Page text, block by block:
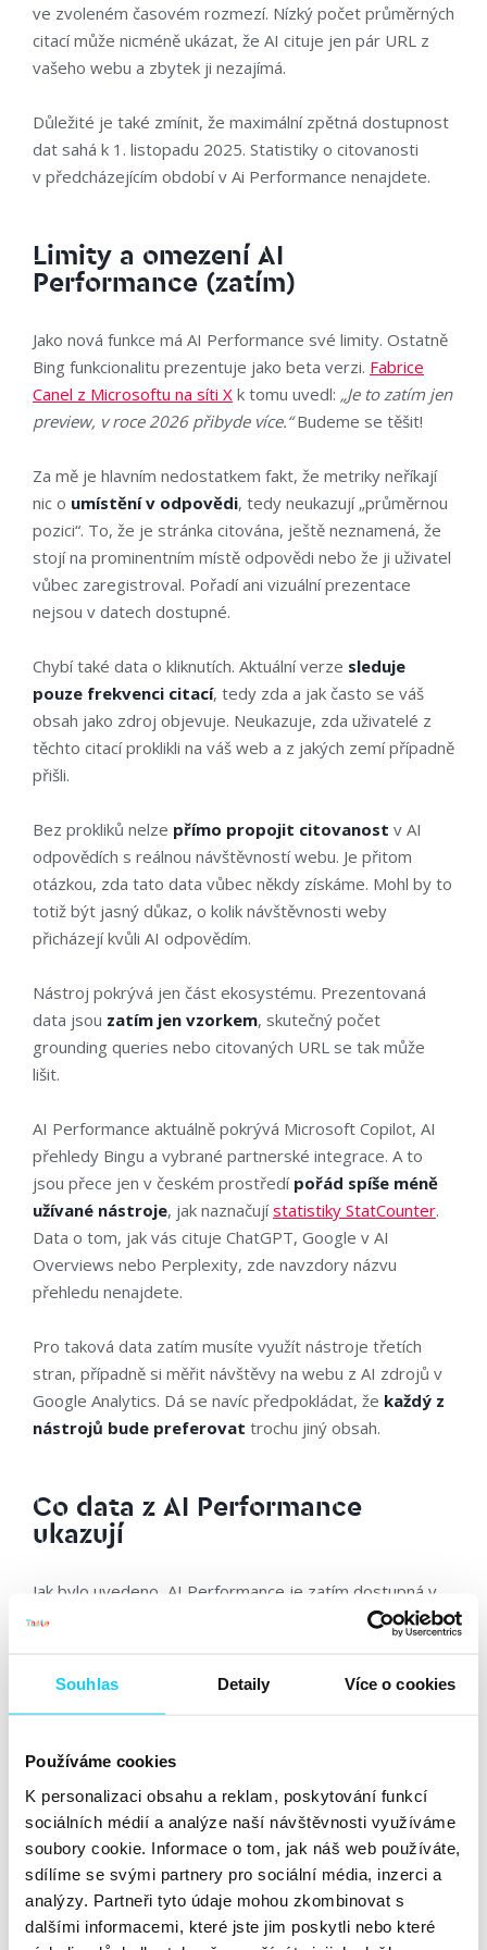
Souhlas Detaily Více o cookies
Používáme cookies
K personalizaci obsahu a reklam, poskytování funkcí
sociálních médií a analýze naší návštěvnosti využíváme
soubory cookie. Informace o tom, jak náš web používáte,
sdílíme se svými partnery pro sociální média, inzerci a
analýzy. Partneři tyto údaje mohou zkombinovat s
dalšími informacemi, které jste jim poskytli nebo které
ve zvoleném časovém rozmezí. Nízký počet průměrných
citací může nicméně ukázat, že AI cituje jen pár URL z
vašeho webu a zbytek ji nezajímá.
Důležité je také zmínit, že maximální zpětná dostupnost
dat sahá k 1. listopadu 2025. Statistiky o citovanosti
v předcházejícím období v Ai Performance nenajdete.
Limity a omezení AI
Performance (zatím)
Jako nová funkce má AI Performance své limity. Ostatně
Bing funkcionalitu prezentuje jako beta verzi. Fabrice
Canel z Microsoftu na síti X k tomu uvedl: „Je to zatím jen
preview, v roce 2026 přibyde více.“Budeme se těšit!
Za mě je hlavním nedostatkem fakt, že metriky neříkají
nic o umístění v odpovědi, tedy neukazují „průměrnou
pozici“. To, že je stránka citována, ještě neznamená, že
stojí na prominentním místě odpovědi nebo že ji uživatel
vůbec zaregistroval. Pořadí ani vizuální prezentace
nejsou v datech dostupné.
Chybí také data o kliknutích. Aktuální verze sleduje
pouze frekvenci citací, tedy zda a jak často se váš
obsah jako zdroj objevuje. Neukazuje, zda uživatelé z
těchto citací proklikli na váš web a z jakých zemí případně
přišli.
Bez prokliků nelze přímo propojit citovanost v AI
odpovědích s reálnou návštěvností webu. Je přitom
otázkou, zda tato data vůbec někdy získáme. Mohl by to
totiž být jasný důkaz, o kolik návštěvnosti weby
přicházejí kvůli AI odpovědím.
Nástroj pokrývá jen část ekosystému. Prezentovaná
data jsou zatím jen vzorkem, skutečný počet
grounding queries nebo citovaných URL se tak může
lišit.
AI Performance aktuálně pokrývá Microsoft Copilot, AI
přehledy Bingu a vybrané partnerské integrace. A to
jsou přece jen v českém prostředí pořád spíše méně
užívané nástroje, jak naznačujístatistiky StatCounter.
Data o tom, jak vás cituje ChatGPT, Google v AI
Overviews nebo Perplexity, zde navzdory názvu
přehledu nenajdete.
Pro taková data zatím musíte využít nástroje třetích
stran, případně si měřit návštěvy na webu z AI zdrojů v
Google Analytics. Dá se navíc předpokládat, že každý z
nástrojů bude preferovat trochu jiný obsah.
Co data z AI Performance
ukazují
Jak bylo uvedeno, AI Performance je zatím dostupná v
rámci beta verze. Dosavadní poznatky je tak nutné brát
však analýza dat v AI Performance napříč sledovanými
Počet citací a impresí se zásadně liší.
podobné a za mě porovnatelné. Rozdíly mezi nimi
přitom naznačují, že vyhledávání informací se skutečně
přesouvá z klasického vyhledávání do AI vyhledávání.
Počet citací „grounding queries“ totiž v daných obdobích
bývá násobně vyšší než u impresí obdobných klíčových
slov. Není však jasné, zda jde skutečně o trend, nebo o